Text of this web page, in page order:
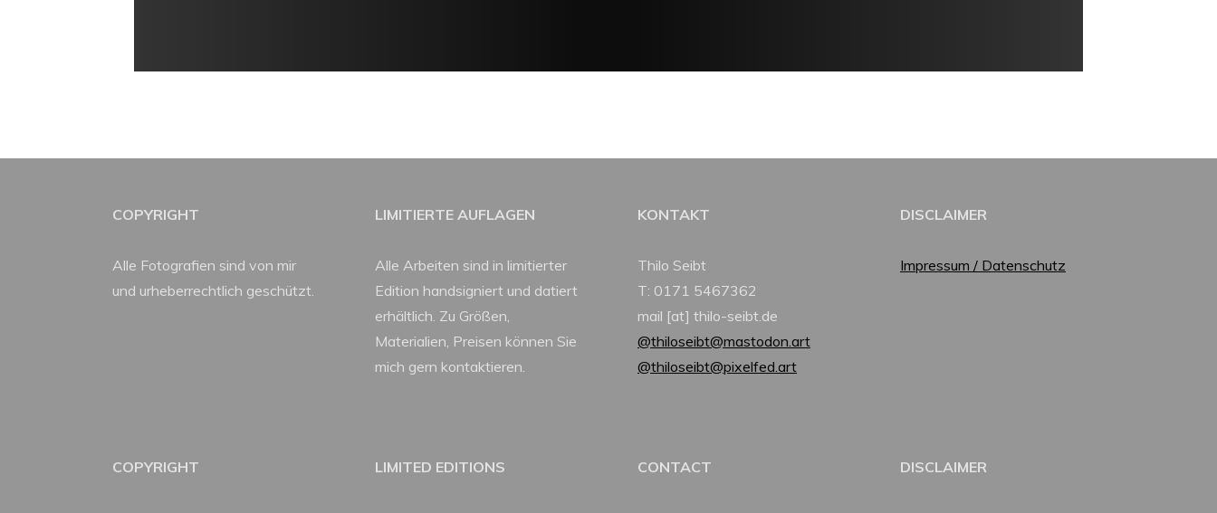
COPYRIGHT
Alle Fotografien sind von mir
und urheberrechtlich geschützt.
LIMITIERTE AUFLAGEN
Alle Arbeiten sind in limitierter
Edition handsigniert und datiert
erhältlich. Zu Größen,
Materialien, Preisen können Sie
mich gern kontaktieren.
KONTAKT
Thilo Seibt
T: 0171 5467362
mail [at] thilo-seibt.de
@thiloseibt@mastodon.art
@thiloseibt@pixelfed.art
DISCLAIMER
Impressum / Datenschutz
COPYRIGHT LIMITED EDITIONS CONTACT DISCLAIMER